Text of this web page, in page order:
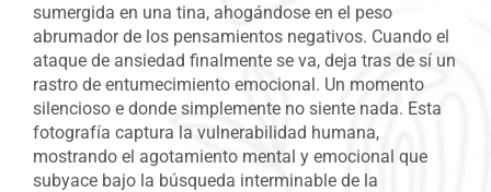
sumergida en una tina, ahogándose en el peso
abrumador de los pensamientos negativos. Cuando el
ataque de ansiedad finalmente se va, deja tras de sí un
rastro de entumecimiento emocional. Un momento
silencioso e donde simplemente no siente nada. Esta
fotografía captura la vulnerabilidad humana,
mostrando el agotamiento mental y emocional que
subyace bajo la búsqueda interminable de la